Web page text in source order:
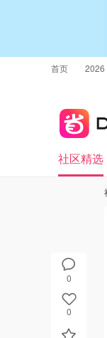
首页 2026
社区精选
0
0